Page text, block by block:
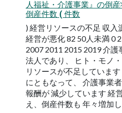
人福祉・介護事業』の倒
倒産件数 ( 件数
) 経営リソースの不足 収
経営が悪化 82 50人未満 0
2007 2011 2015 2019 介
法人であり、 ヒト・モノ
リソースが不足していま
にともなって、 介護事業
報酬が 減少しています 経
え、倒産件数も 年々増加